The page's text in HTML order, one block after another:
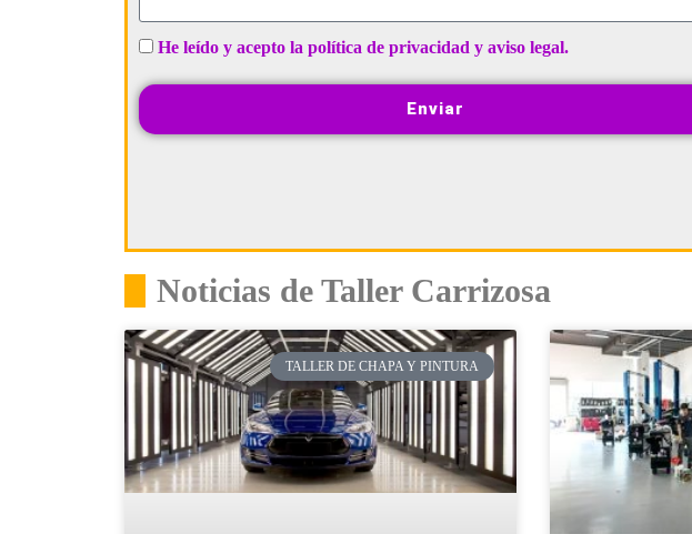
He leído y acepto la política de privacidad y aviso legal.
Enviar
Noticias de Taller Carrizosa
TALLER DE CHAPA Y PINTURA